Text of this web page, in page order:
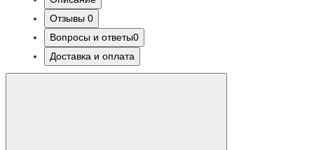
Отзывы 0
Вопросы и ответы0
Доставка и оплата